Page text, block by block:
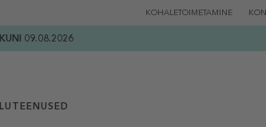
KOHALETOIMETAMINE
09.08.2026
ILUTEENUSED